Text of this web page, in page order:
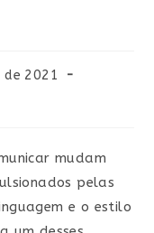
de 2021
mudam
pelas
e o estilo